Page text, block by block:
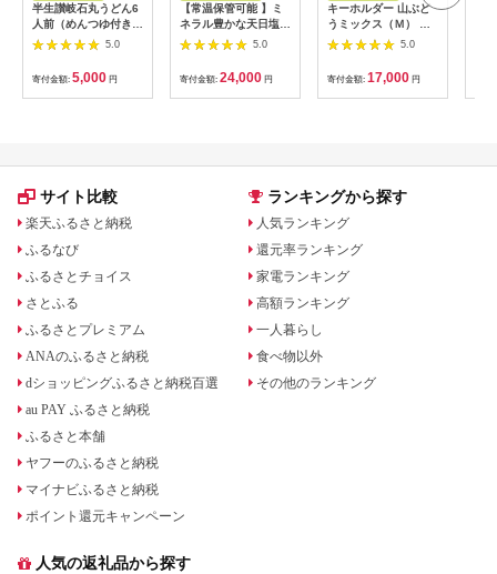
半生讃岐石丸うどん6
人前（めんつゆ付き）
麺300g×2袋
5.0
寄付金額: 5,000 円
【常温保管可能 】ミ
ネラル豊かな天日塩だ
けで漬けた無添加梅干
し2kg 梅ボーイズ｜
B201_EP6024
5.0
寄付金額: 24,000 円
キーホルダー 山ぶど
うミックス（Ｍ） 山
形県鶴岡市 アトリエ
かおる | 山葡萄 雑貨
キーホルダー ギフト
贈り物 お取り寄せ 返
礼品
5.0
寄付金額: 17,000 円
サイト比較
楽天ふるさと納税
ふるなび
ふるさとチョイス
さとふる
ふるさとプレミアム
ANAのふるさと納税
dショッピングふるさと納税百選
au PAY ふるさと納税
ふるさと本舗
ヤフーのふるさと納税
マイナビふるさと納税
ポイント還元キャンペーン
ランキングから探す
人気ランキング
還元率ランキング
家電ランキング
高額ランキング
一人暮らし
食べ物以外
その他のランキング
人気の返礼品から探す